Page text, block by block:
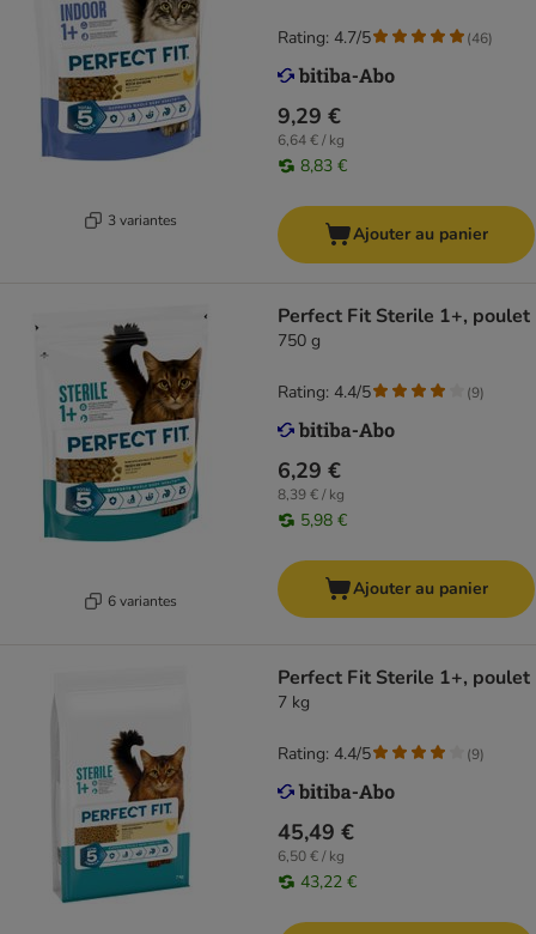
3 variantes
9,29 €
6,64 € / kg
8,83 €
Rating: 4.7/5 (46)
Ajouter au panier
6 variantes
Perfect Fit Sterile 1+, poulet
750 g
6,29 €
8,39 € / kg
5,98 €
Rating: 4.4/5 (9)
Ajouter au panier
Perfect Fit Sterile 1+, poulet
7 kg
45,49 €
6,50 € / kg
43,22 €
Rating: 4.4/5 (9)